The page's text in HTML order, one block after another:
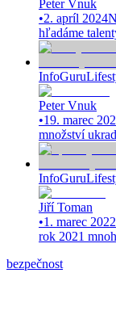
Peter Vnuk
•2. apríl 2024
hľadáme
InfoGuru
Peter Vnuk
•19. marec
množství
InfoGuru
Jiří Toman
•1. marec 2022
rok 2021
bezpečnost